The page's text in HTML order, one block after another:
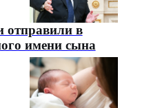
отправили в
имени сына